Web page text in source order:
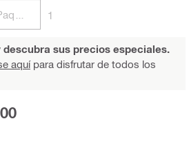
1
sus precios especiales.
aquípara disfrutar de todos los